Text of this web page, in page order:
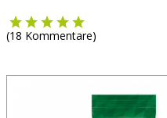
(18 Kommentare)